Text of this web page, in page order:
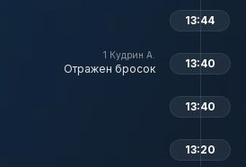
13:44
1 Кудрин А.
Отражен бросок 13:40
13:40
13:20